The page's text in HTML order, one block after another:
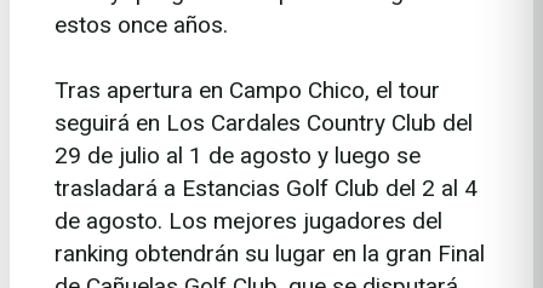
estos once años.
Tras apertura en Campo Chico, el tour
seguirá en Los Cardales Country Club del
29 de julio al 1 de agosto y luego se
trasladará a Estancias Golf Club del 2 al 4
de agosto. Los mejores jugadores del
ranking obtendrán su lugar en la gran Final